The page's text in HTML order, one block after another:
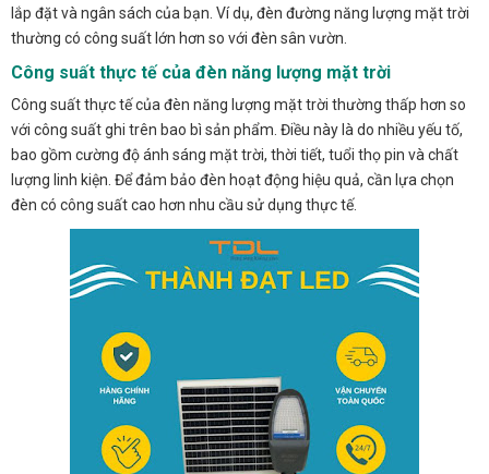
lắp đặt và ngân sách của bạn. Ví dụ, đèn đường năng lượng mặt trời
thường có công suất lớn hơn so với đèn sân vườn.
Công suất thực tế của đèn năng lượng mặt trời
Công suất thực tế của đèn năng lượng mặt trời thường thấp hơn so
với công suất ghi trên bao bì sản phẩm. Điều này là do nhiều yếu tố,
bao gồm cường độ ánh sáng mặt trời, thời tiết, tuổi thọ pin và chất
lượng linh kiện. Để đảm bảo đèn hoạt động hiệu quả, cần lựa chọn
đèn có công suất cao hơn nhu cầu sử dụng thực tế.